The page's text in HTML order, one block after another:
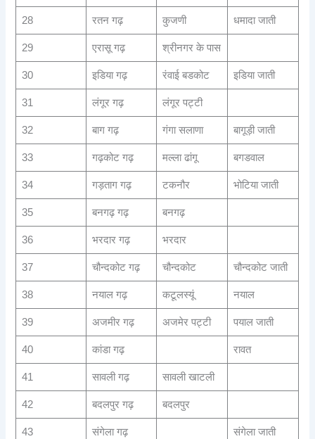
28 रतन गढ़ कुजणी धमादा जाती
29 एरासू गढ़ श्रीनगर के पास
30 इडिया गढ़ रंवाई बडकोट इडिया जाती
31 लंगूर गढ़ लंगूर पट्टी
32 बाग गढ़ गंगा सलाणा बागूड़ी जाती
33 गढ़कोट गढ़ मल्ला ढांगू बगडवाल
34 गड़ताग गढ़ टकनौर भोटिया जाती
35 बनगढ़ गढ़ बनगढ़
36 भरदार गढ़ भरदार
37 चौन्दकोट गढ़ चौन्दकोट चौन्दकोट जाती
38 नयाल गढ़ कटूलस्यूं नयाल
39 अजमीर गढ़ अजमेर पट्टी पयाल जाती
40 कांडा गढ़ रावत
41 सावली गढ़ सावली खाटली
42 बदलपुर गढ़ बदलपुर
43 संगेला गढ़ संगेला जाती